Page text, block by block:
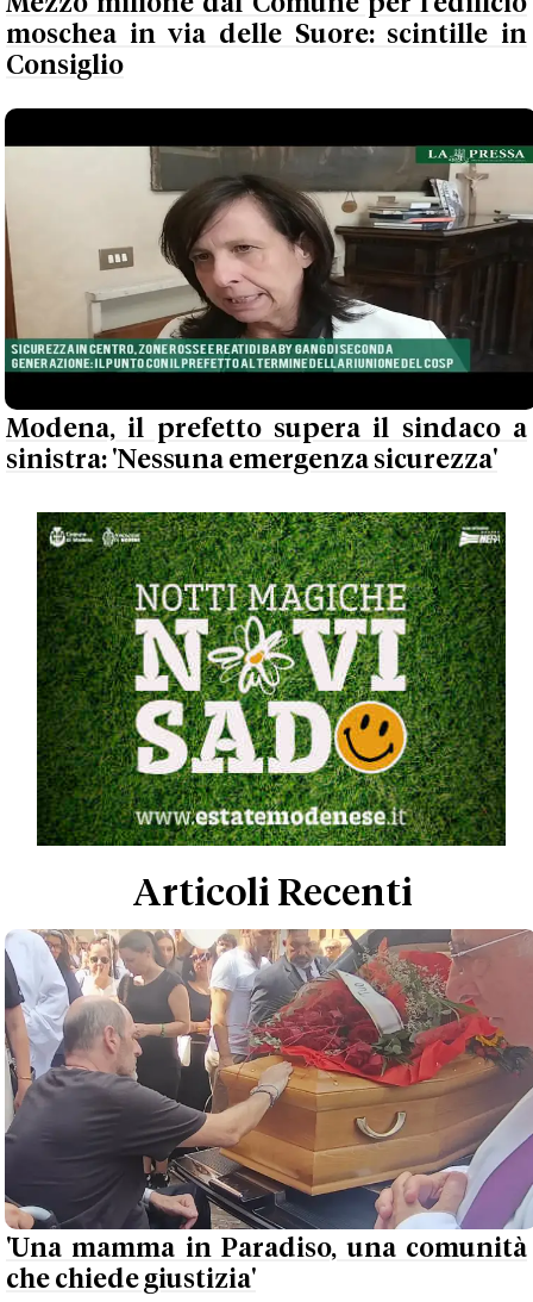
moschea in via delle Suore: scintille in
Consiglio
Modena, il prefetto supera il sindaco a
sinistra: 'Nessuna emergenza sicurezza'
Articoli Recenti
'Una mamma in Paradiso, una comunità
che chiede giustizia'